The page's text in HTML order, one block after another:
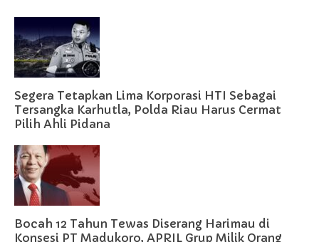
Segera Tetapkan Lima Korporasi HTI Sebagai
Tersangka Karhutla, Polda Riau Harus Cermat
Pilih Ahli Pidana
Bocah 12 Tahun Tewas Diserang Harimau di
Konsesi PT Madukoro, APRIL Grup Milik Orang